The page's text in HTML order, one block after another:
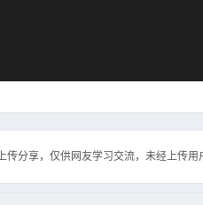
传分享，仅供网友学习交流，未经上传用